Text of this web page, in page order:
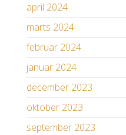
april 2024
marts 2024
februar 2024
januar 2024
december 2023
oktober 2023
september 2023